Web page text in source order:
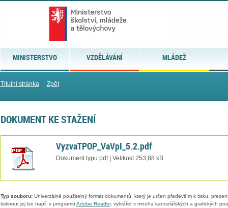
MINISTERSTVO VZDĚLÁVÁNÍ MLÁDEŽ
Titulní stránka| Zpět
DOKUMENT KE STAŽENÍ
VyzvaTPOP_VaVpI_5.2.pdf
Dokument typu pdf | Velikost 253,88 kB
Typ souboru:Univerzálně použitelný formát dokumentů, který je určen především k tisku,
tisknout jej lze např. v programu Adobe Reader, vytvářet v mnoha kancelářských a grafických